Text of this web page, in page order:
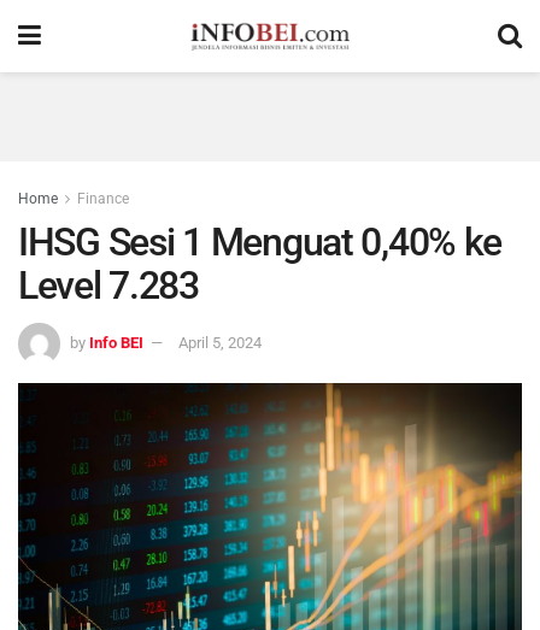
Home Finance
IHSG Sesi 1 Menguat 0,40% ke
Level 7.283
by Info BEI April 5, 2024